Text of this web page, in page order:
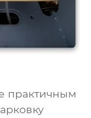
практичным